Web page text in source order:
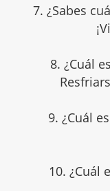
7. ¿Sabes
8. ¿Cuál
9. ¿Cuál
10. ¿Cuál